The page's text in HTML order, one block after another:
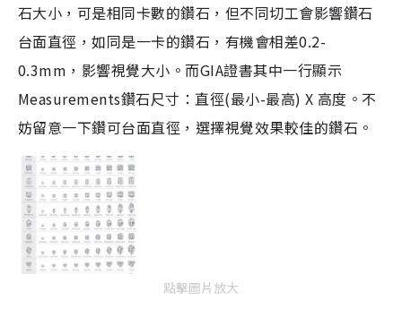
石大小，可是相同卡數的鑽石，但不同切工會影響鑽石
台面直徑，如同是一卡的鑽石，有機會相差0.2-
0.3mm，影響視覺大小。而GIA證書其中一行顯示
Measurements鑽石尺寸：直徑(最小-最高) X 高度。不
妨留意一下鑽可台面直徑，選擇視覺效果較佳的鑽石。
點擊圖片放大